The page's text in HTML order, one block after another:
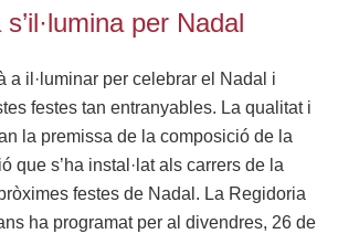
per Nadal
a il·luminar per celebrar el Nadal i
festes tan entranyables. La qualitat i
la premissa de la composició de la
que s’ha instal·lat als carrers de la
festes de Nadal. La Regidoria
ha programat per al divendres, 26 de